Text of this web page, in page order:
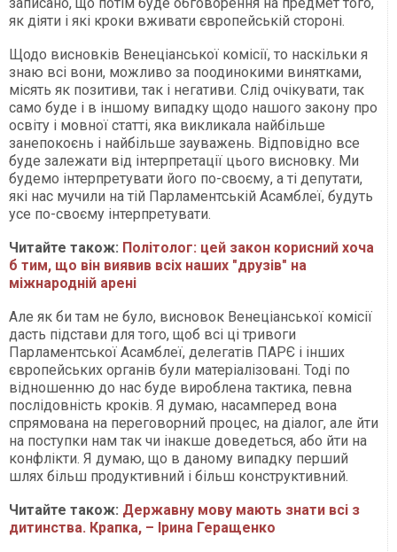
як діяти і які кроки вживати європейській стороні.
Щодо висновків Венеціанської комісії, то наскільки я
знаю всі вони, можливо за поодинокими винятками,
місять як позитиви, так і негативи. Слід очікувати, так
само буде і в іншому випадку щодо нашого закону про
освіту і мовної статті, яка викликала найбільше
занепокоєнь і найбільше зауважень. Відповідно все
буде залежати від інтерпретації цього висновку. Ми
будемо інтерпретувати його по-своєму, а ті депутати,
які нас мучили на тій Парламентській Асамблеї, будуть
усе по-своєму інтерпретувати.
Читайте також: Політолог: цей закон корисний хоча
б тим, що він виявив всіх наших "друзів" на
міжнародній арені
Але як би там не було, висновок Венеціанської комісії
дасть підстави для того, щоб всі ці тривоги
Парламентської Асамблеї, делегатів ПАРЄ і інших
європейських органів були матеріалізовані. Тоді по
відношенню до нас буде вироблена тактика, певна
послідовність кроків. Я думаю, насамперед вона
спрямована на переговорний процес, на діалог, але йти
на поступки нам так чи інакше доведеться, або йти на
конфлікти. Я думаю, що в даному випадку перший
шлях більш продуктивний і більш конструктивний.
Читайте також: Державну мову мають знати всі з
дитинства. Крапка, – Ірина Геращенко